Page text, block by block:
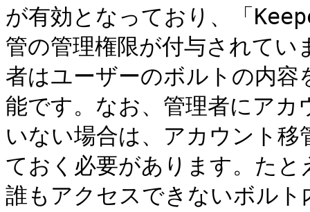
が有効となっており、「
管の管理権限が付与されて
者はユーザーのボルトの内
能です。なお、管理者にアカ
いない場合は、アカウント
ておく必要があります。た
誰もアクセスできないボル